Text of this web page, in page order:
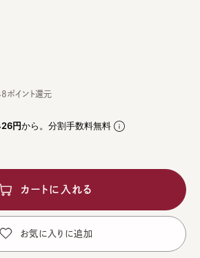
円から。分割手数料無料
ポイント還元
カートに入れる
お気に入りに追加